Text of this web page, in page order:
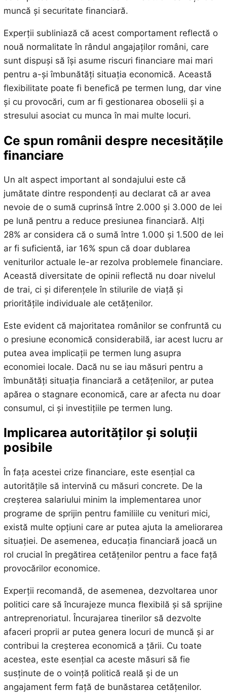
muncă și securitate financiară.
Experții subliniază că acest comportament reflectă o
nouă normalitate în rândul angajaților români, care
sunt dispuși să își asume riscuri financiare mai mari
pentru a-și îmbunătăți situația economică. Această
flexibilitate poate fi benefică pe termen lung, dar vine
și cu provocări, cum ar fi gestionarea oboselii și a
stresului asociat cu munca în mai multe locuri.
Ce spun românii despre necesitățile
financiare
Un alt aspect important al sondajului este că
jumătate dintre respondenți au declarat că ar avea
nevoie de o sumă cuprinsă între 2.000 și 3.000 de lei
pe lună pentru a reduce presiunea financiară. Alți
28% ar considera că o sumă între 1.000 și 1.500 de lei
ar fi suficientă, iar 16% spun că doar dublarea
veniturilor actuale le-ar rezolva problemele financiare.
Această diversitate de opinii reflectă nu doar nivelul
de trai, ci și diferențele în stilurile de viață și
prioritățile individuale ale cetățenilor.
Este evident că majoritatea românilor se confruntă cu
o presiune economică considerabilă, iar acest lucru ar
putea avea implicații pe termen lung asupra
economiei locale. Dacă nu se iau măsuri pentru a
îmbunătăți situația financiară a cetățenilor, ar putea
apărea o stagnare economică, care ar afecta nu doar
consumul, ci și investițiile pe termen lung.
Implicarea autorităților și soluții
posibile
În fața acestei crize financiare, este esențial ca
autoritățile să intervină cu măsuri concrete. De la
creșterea salariului minim la implementarea unor
programe de sprijin pentru familiile cu venituri mici,
există multe opțiuni care ar putea ajuta la ameliorarea
situației. De asemenea, educația financiară joacă un
rol crucial în pregătirea cetățenilor pentru a face față
provocărilor economice.
Experții recomandă, de asemenea, dezvoltarea unor
politici care să încurajeze munca flexibilă și să sprijine
antreprenoriatul. Încurajarea tinerilor să dezvolte
afaceri proprii ar putea genera locuri de muncă și ar
contribui la creșterea economică a țării. Cu toate
acestea, este esențial ca aceste măsuri să fie
susținute de o voință politică reală și de un
angajament ferm față de bunăstarea cetățenilor.